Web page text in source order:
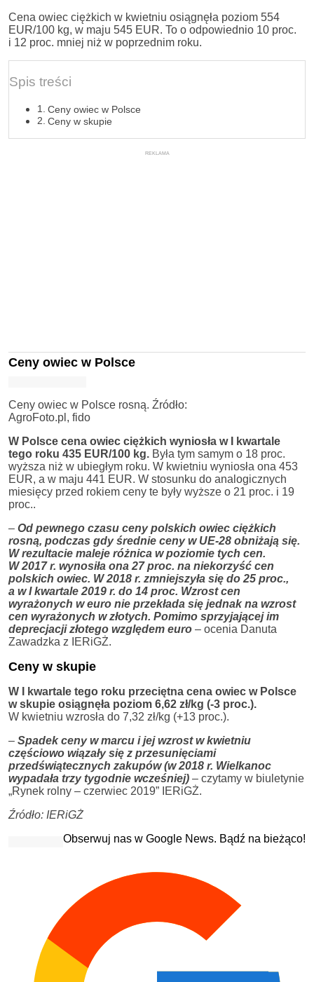
Cena owiec ciężkich w kwietniu osiągnęła poziom 554
EUR/100 kg, w maju 545 EUR. To o odpowiednio 10 proc.
i 12 proc. mniej niż w poprzednim roku.
Spis treści
Ceny owiec w Polsce
Ceny w skupie
REKLAMA
Ceny owiec w Polsce
Ceny owiec w Polsce rosną. Źródło:
AgroFoto.pl, fido
W Polsce cena owiec ciężkich wyniosła w I kwartale
tego roku 435 EUR/100 kg. Była tym samym o 18 proc.
wyższa niż w ubiegłym roku. W kwietniu wyniosła ona 453
EUR, a w maju 441 EUR. W stosunku do analogicznych
miesięcy przed rokiem ceny te były wyższe o 21 proc. i 19
proc..
– Od pewnego czasu ceny polskich owiec ciężkich
rosną, podczas gdy średnie ceny w UE-28 obniżają się.
W rezultacie maleje różnica w poziomie tych cen.
W 2017 r. wynosiła ona 27 proc. na niekorzyść cen
polskich owiec. W 2018 r. zmniejszyła się do 25 proc.,
a w I kwartale 2019 r. do 14 proc. Wzrost cen
wyrażonych w euro nie przekłada się jednak na wzrost
cen wyrażonych w złotych. Pomimo sprzyjającej im
deprecjacji złotego względem euro – ocenia Danuta
Zawadzka z IERiGŻ.
Ceny w skupie
W I kwartale tego roku przeciętna cena owiec w Polsce
w skupie osiągnęła poziom 6,62 zł/kg (-3 proc.).
W kwietniu wzrosła do 7,32 zł/kg (+13 proc.).
– Spadek ceny w marcu i jej wzrost w kwietniu
częściowo wiązały się z przesunięciami
przedświątecznych zakupów (w 2018 r. Wielkanoc
wypadała trzy tygodnie wcześniej) – czytamy w biuletynie
„Rynek rolny – czerwiec 2019” IERiGŻ.
Źródło: IERiGŻ
Obserwuj nas w Google News. Bądź na bieżąco!